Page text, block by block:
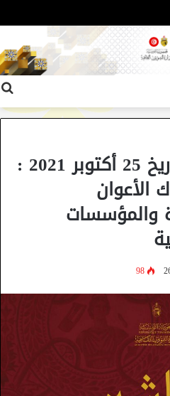
11
منشور عدد 14 بتاريخ 25 أكتوبر 2021 :
والمؤسسات
98